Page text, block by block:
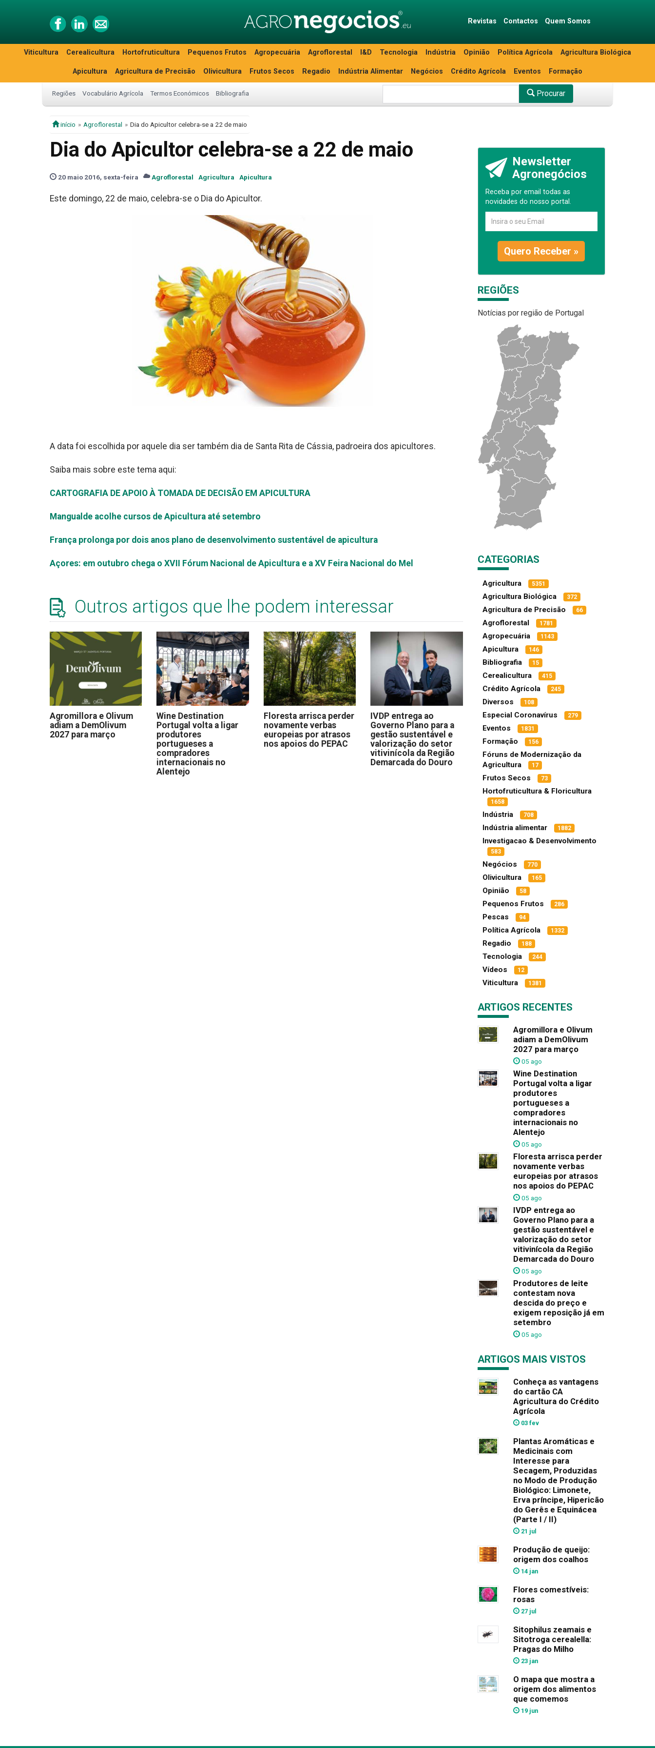
Revistas Contactos Quem Somos
Viticultura Cerealicultura Hortofruticultura Pequenos Frutos Agropecuária Agroflorestal I&D Tecnologia Indústria Opinião Política Agrícola Agricultura Biológica
Apicultura Agricultura de Precisão Olivicultura Frutos Secos Regadio Indústria Alimentar Negócios Crédito Agrícola Eventos Formação
Regiões Vocabulário Agrícola Termos Económicos Bibliografia Procurar
início Agroflorestal Dia do Apicultor celebra-se a 22 de maio
Dia do Apicultor celebra-se a 22 de maio
20 maio 2016, sexta-feira Agroflorestal Agricultura Apicultura
Este domingo, 22 de maio, celebra-se o Dia do Apicultor.
A data foi escolhida por aquele dia ser também dia de Santa Rita de Cássia, padroeira dos apicultores.
Saiba mais sobre este tema aqui:
CARTOGRAFIA DE APOIO À TOMADA DE DECISÃO EM APICULTURA
Mangualde acolhe cursos de Apicultura até setembro
França prolonga por dois anos plano de desenvolvimento sustentável de apicultura
Açores: em outubro chega o XVII Fórum Nacional de Apicultura e a XV Feira Nacional do Mel
Outros artigos que lhe podem interessar
Agromillora e Olivum
adiam a DemOlivum
2027 para março
Wine Destination
Portugal volta a ligar
produtores
portugueses a
compradores
internacionais no
Alentejo
Floresta arrisca perder
novamente verbas
europeias por atrasos
nos apoios do PEPAC
IVDP entrega ao
Governo Plano para a
gestão sustentável e
valorização do setor
vitivinícola da Região
Demarcada do Douro
Newsletter
Agronegócios
Receba por email todas as
novidades do nosso portal.
Quero Receber »
REGIÕES
Notícias por região de Portugal
CATEGORIAS
Agricultura 5351
Agricultura Biológica 372
Agricultura de Precisão 66
Agroflorestal 1781
Agropecuária 1143
Apicultura 146
Bibliografia 15
Cerealicultura 415
Crédito Agrícola 245
Diversos 108
Especial Coronavírus 279
Eventos 1831
Formação 156
Fóruns de Modernização da
Agricultura
17
Frutos Secos 73
Hortofruticultura & Floricultura
1658
Indústria 708
Indústria alimentar 1882
Investigacao & Desenvolvimento
583
Negócios 770
Olivicultura 165
Opinião 58
Pequenos Frutos 286
Pescas 94
Política Agrícola 1332
Regadio 188
Tecnologia 244
Vídeos 12
Viticultura 1381
ARTIGOS RECENTES
Agromillora e Olivum
adiam a DemOlivum
2027 para março
05 ago
Wine Destination
Portugal volta a ligar
produtores
portugueses a
compradores
internacionais no
Alentejo
05 ago
Floresta arrisca perder
novamente verbas
europeias por atrasos
nos apoios do PEPAC
05 ago
IVDP entrega ao
Governo Plano para a
gestão sustentável e
valorização do setor
vitivinícola da Região
Demarcada do Douro
05 ago
Produtores de leite
contestam nova
descida do preço e
exigem reposição já em
setembro
05 ago
ARTIGOS MAIS VISTOS
Conheça as vantagens
do cartão CA
Agricultura do Crédito
Agrícola
03 fev
Plantas Aromáticas e
Medicinais com
Interesse para
Secagem, Produzidas
no Modo de Produção
Biológico: Limonete,
Erva príncipe, Hipericão
do Gerês e Equinácea
(Parte I / II)
21 jul
Produção de queijo:
origem dos coalhos
14 jan
Flores comestíveis:
rosas
27 jul
Sitophilus zeamais e
Sitotroga cerealella:
Pragas do Milho
23 jan
O mapa que mostra a
origem dos alimentos
que comemos
19 jun